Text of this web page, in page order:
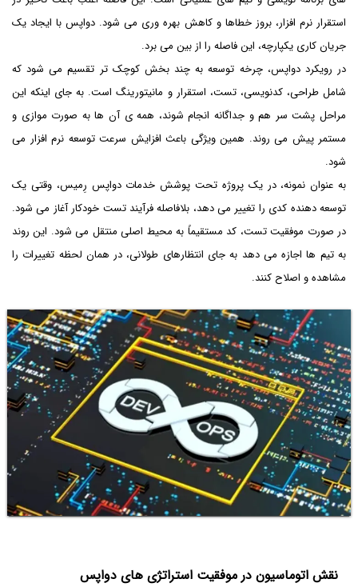
استقرار نرم افزار، بروز خطاها و کاهش بهره وری می شود. دواپس با ایجاد یک
جریان کاری یکپارچه، این فاصله را از بین می برد.
در رویکرد دواپس، چرخه توسعه به چند بخش کوچک تر تقسیم می شود که
شامل طراحی، کدنویسی، تست، استقرار و مانیتورینگ است. به جای اینکه این
مراحل پشت سر هم و جداگانه انجام شوند، همه ی آن ها به صورت موازی و
مستمر پیش می روند. همین ویژگی باعث افزایش سرعت توسعه نرم افزار می
شود.
به عنوان نمونه، در یک پروژه تحت پوشش خدمات دواپس رِمیس، وقتی یک
توسعه دهنده کدی را تغییر می دهد، بلافاصله فرآیند تست خودکار آغاز می شود.
در صورت موفقیت تست، کد مستقیماً به محیط اصلی منتقل می شود. این روند
به تیم ها اجازه می دهد به جای انتظارهای طولانی، در همان لحظه تغییرات را
مشاهده و اصلاح کنند.
نقش اتوماسیون در موفقیت استراتژی های دواپس